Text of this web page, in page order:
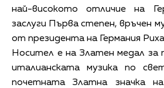
най-високото отличие на
заслуги Първа степен, връчен
от президента на Германия
Носител е на Златен медал за
италианската музика по
почетната Златна значка